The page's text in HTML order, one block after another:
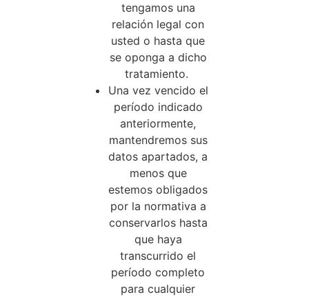
tengamos una
relación legal con
usted o hasta que
se oponga a dicho
tratamiento.
Una vez vencido el
período indicado
anteriormente,
mantendremos sus
datos apartados, a
menos que
estemos obligados
por la normativa a
conservarlos hasta
que haya
transcurrido el
período completo
para cualquier